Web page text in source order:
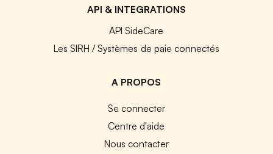
API & INTEGRATIONS
API SideCare
Les SIRH / Systèmes de paie connectés
A PROPOS
Se connecter
Centre d'aide
Nous contacter